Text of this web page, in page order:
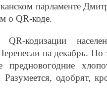
парламенте
о QR-коде.
QR-кодизации
на декабрь. Но
предновогодние
одобрят,